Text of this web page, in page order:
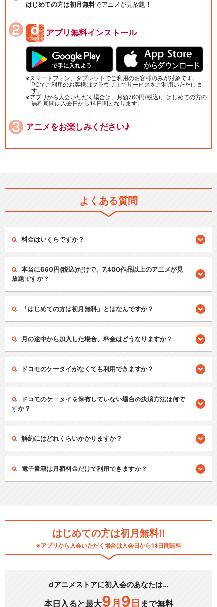
はじめての方は初月無料でアニメが見放題！
アプリ無料インストール
スマートフォン、タブレットでご利用のお客様のみが対象です。
PCでご利用のお客様はブラウザ上でサービスをご利用いただけま
す。
アプリから入会いただく場合は、月額760円(税込)、はじめての方の
無料期間は入会日から14日間となります。
アニメをお楽しみください♪
よくある質問
料金はいくらですか？
本当に660円(税込)だけで、7,400作品以上のアニメが見
放題ですか？
「はじめての方は初月無料」とはなんですか？
月の途中から加入した場合、料金はどうなりますか？
ドコモのケータイがなくても利用できますか？
ドコモのケータイを保有していない場合の決済方法は何で
すか？
解約にはどれくらいかかりますか？
電子書籍は月額料金だけで利用できますか？
はじめての方は初月無料!!
※アプリから入会いただく場合は入会日から14日間無料
dアニメストアに初入会のあなたは…
本日入ると最大9 月 9 日 まで無料